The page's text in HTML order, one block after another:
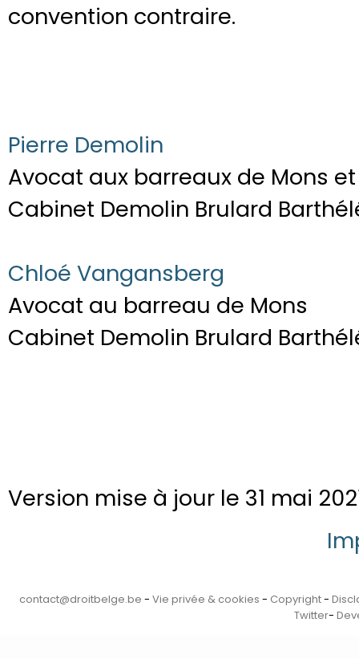
convention contraire.
Pierre Demolin
Avocat aux barreaux de Mons
Cabinet Demolin Brulard
Chloé Vangansberg
Avocat au barreau de Mons
Cabinet Demolin Brulard
Version mise à jour le 31 mai
contact@droitbelge.be - Vie privée & cookies - Copyright-
Twitter-